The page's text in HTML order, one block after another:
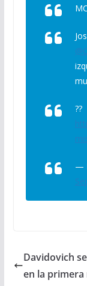
??
—
Davidovich
en la primera